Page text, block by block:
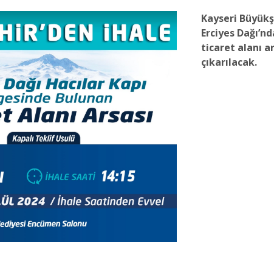
Kayseri
Erciyes
ticaret alanı
çıkarılacak.